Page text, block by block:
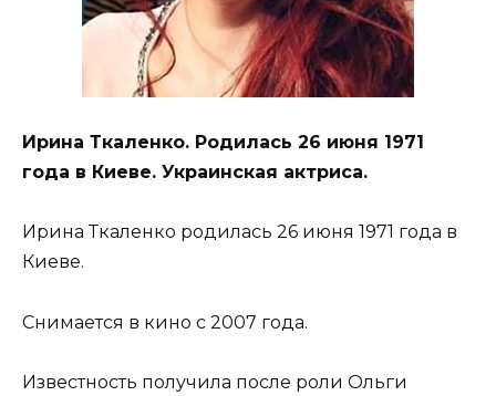
Ирина Ткаленко. Родилась 26 июня 1971
года в Киеве. Украинская актриса.
Ирина Ткаленко родилась 26 июня 1971 года в
Киеве.
Снимается в кино с 2007 года.
Известность получила после роли Ольги